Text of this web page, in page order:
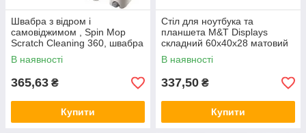
Швабра з відром і
самовіджимом , Spin Mop
Scratch Cleaning 360, швабра
ледарка 6 л
В наявності
365,63 ₴
Купити
Стіл для ноутбука та
планшета M&T Displays
складний 60х40х28 матовий
під дерево
В наявності
337,50 ₴
Купити